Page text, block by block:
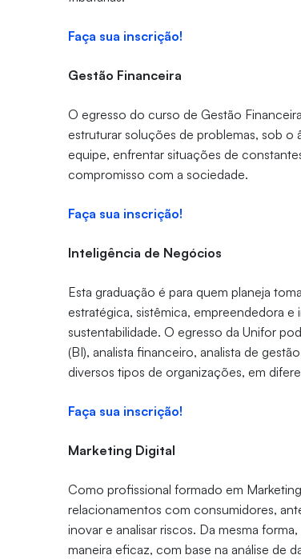
Faça sua inscrição!
Gestão Financeira
O egresso do curso de Gestão
estruturar soluções de problemas, sob o
equipe, enfrentar situações de
compromisso com a sociedade.
Faça sua inscrição!
Inteligência de Negócios
Esta graduação é para quem planeja
estratégica, sistêmica, empreendedora
sustentabilidade. O egresso da Unifor
(BI), analista financeiro, analista de
diversos tipos de organizações, em
Faça sua inscrição!
Marketing Digital
Como profissional formado em
relacionamentos com consumidores,
inovar e analisar riscos. Da mesma
maneira eficaz, com base na análise de